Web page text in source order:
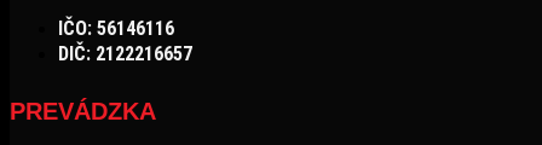
IČO: 56146116
DIČ: 2122216657
PREVÁDZKA